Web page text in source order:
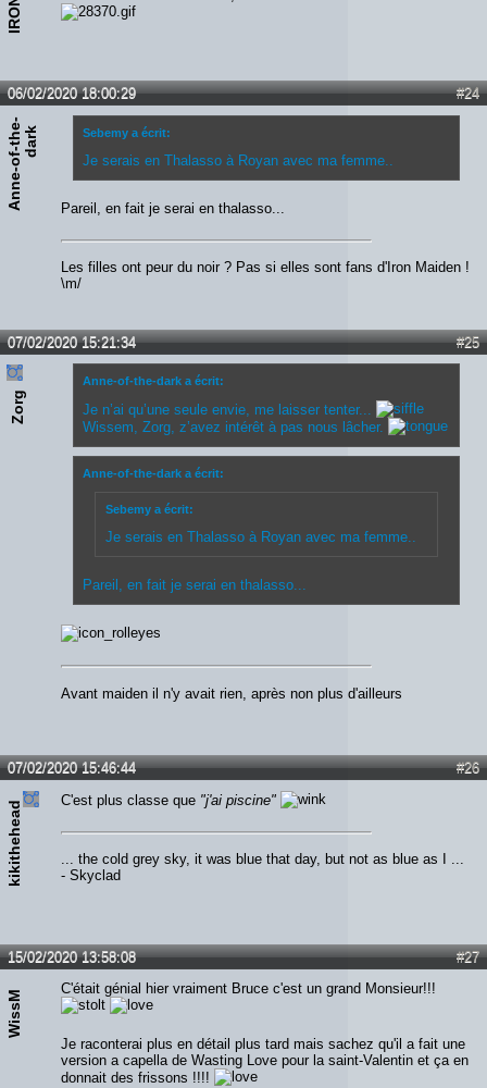
#24
06/02/2020 18:00:29
A
n
n
e
-
o
f
-
t
h
e
-
d
a
rk Sebemy a écrit:
Je serais en Thalasso à Royan avec ma femme..
Pareil, en fait je serai en thalasso...
Les filles ont peur du noir ? Pas si elles sont fans d'Iron Maiden !
\m/
#25
07/02/2020 15:21:34
Zorg
Anne-of-the-dark a écrit:
Je n’ai qu’une seule envie, me laisser tenter...
Wissem, Zorg, z’avez intérêt à pas nous lâcher.
Anne-of-the-dark a écrit:
Sebemy a écrit:
Je serais en Thalasso à Royan avec ma femme..
Pareil, en fait je serai en thalasso...
Avant maiden il n'y avait rien, après non plus d'ailleurs
#26
07/02/2020 15:46:44
kikithehead C'est plus classe que "j'ai piscine"
... the cold grey sky, it was blue that day, but not as blue as I ...
- Skyclad
#27
15/02/2020 13:58:08
WissM
C'était génial hier vraiment Bruce c'est un grand Monsieur!!!
Je raconterai plus en détail plus tard mais sachez qu'il a fait une
version a capella de Wasting Love pour la saint-Valentin et ça en
donnait des frissons !!!!